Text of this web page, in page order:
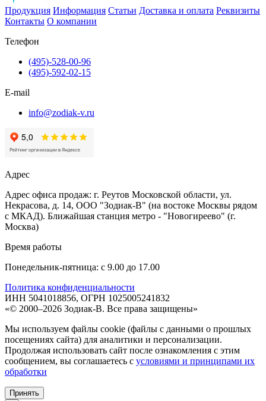
Продукция Информация Статьи Доставка и оплата Реквизиты
Контакты О компании
Телефон
(495)-528-00-96
(495)-592-02-15
E-mail
info@zodiak-v.ru
Адрес
Адрес офиса продаж: г. Реутов Московской области, ул.
Некрасова, д. 14, ООО "Зодиак-В" (на востоке Москвы рядом
с МКАД). Ближайшая станция метро - "Новогиреево" (г.
Москва)
Время работы
Понедельник-пятница: с 9.00 до 17.00
Политика конфиденциальности
ИНН 5041018856, ОГРН 1025005241832
«© 2000–2026 Зодиак-В. Все права защищены»
Мы используем файлы cookie (файлы с данными о прошлых
посещениях сайта) для аналитики и персонализации.
Продолжая использовать сайт после ознакомления с этим
сообщением, вы соглашаетесь с условиями и принципами их
обработки
Принять